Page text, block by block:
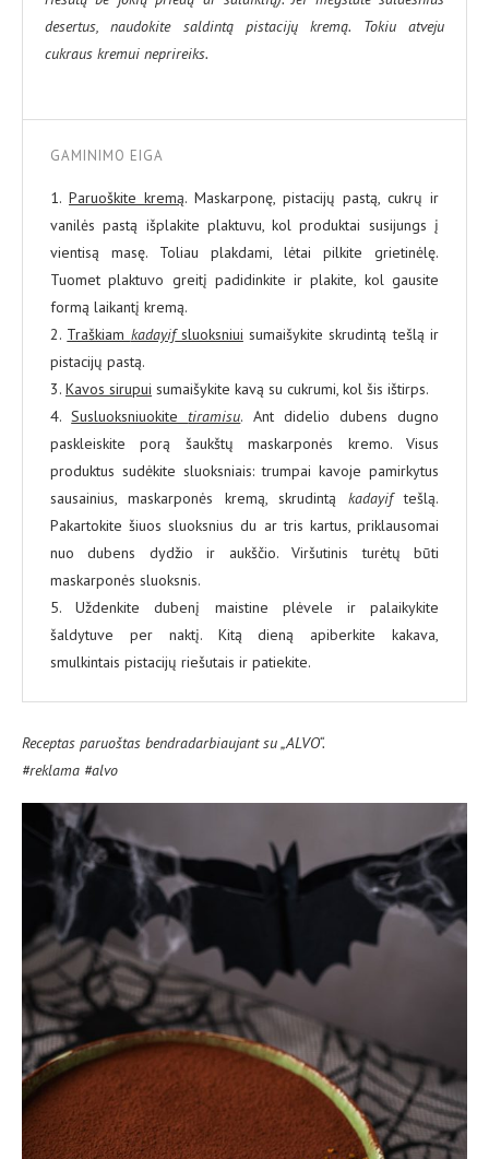
desertus, naudokite saldintą pistacijų kremą. Tokiu atveju
cukraus kremui neprireiks.
GAMINIMO EIGA
1. Paruoškite kremą. Maskarponę, pistacijų pastą, cukrų ir
vanilės pastą išplakite plaktuvu, kol produktai susijungs į
vientisą masę. Toliau plakdami, lėtai pilkite grietinėlę.
Tuomet plaktuvo greitį padidinkite ir plakite, kol gausite
formą laikantį kremą.
2. Traškiam kadayifsluoksniui sumaišykite skrudintą tešlą ir
pistacijų pastą.
3. Kavos sirupui sumaišykite kavą su cukrumi, kol šis ištirps.
4.Susluoksniuokitetiramisu. Ant didelio dubens dugno
paskleiskite porą šaukštų maskarponės kremo. Visus
produktus sudėkite sluoksniais: trumpai kavoje pamirkytus
sausainius, maskarponės kremą, skrudintą kadayiftešlą.
Pakartokite šiuos sluoksnius du ar tris kartus, priklausomai
nuo dubens dydžio ir aukščio. Viršutinis turėtų būti
maskarponės sluoksnis.
5. Uždenkite dubenį maistine plėvele ir palaikykite
šaldytuve per naktį. Kitą dieną apiberkite kakava,
smulkintais pistacijų riešutais ir patiekite.
Receptas paruoštas bendradarbiaujant su „ALVO“.
#reklama #alvo